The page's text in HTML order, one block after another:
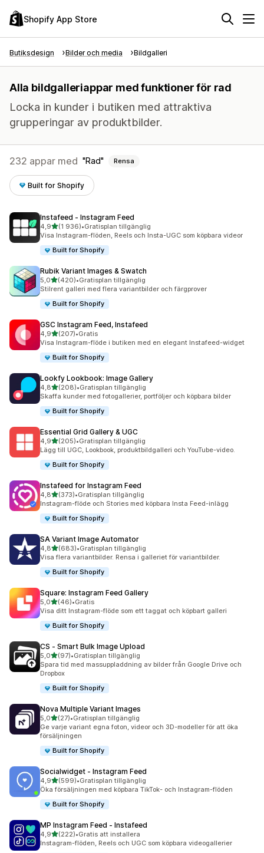
Shopify App Store
Butiksdesign Bilder och media Bildgalleri
Alla bildgalleriappar med funktioner för rad
Locka in kunder i butiken med attraktiva
grupperingar av produktbilder.
232 appar med Rad Rensa
Built for Shopify
Instafeed ‑ Instagram Feed
4,9av 5 stjärnor
(1 936)
1936 recensioner totalt
•Gratisplan tillgänglig
Visa Instagram-flöden, Reels och Insta-UGC som köpbara videor
Built for Shopify
Rubik Variant Images & Swatch
5,0av 5 stjärnor
(420)
420 recensioner totalt
•Gratisplan tillgänglig
Stilrent galleri med flera variantbilder och färgprover
Built for Shopify
GSC Instagram Feed, Instafeed
4,9av 5 stjärnor
(207)
207 recensioner totalt
•Gratis
Visa Instagram-flöde i butiken med en elegant Instafeed-widget
Built for Shopify
Lookfy Lookbook: Image Gallery
4,8av 5 stjärnor
(208)
208 recensioner totalt
•Gratisplan tillgänglig
Skaffa kunder med fotogallerier, portföljer och köpbara bilder
Built for Shopify
Essential Grid Gallery & UGC
4,9av 5 stjärnor
(205)
205 recensioner totalt
•Gratisplan tillgänglig
Lägg till UGC, Lookbook, produktbildgalleri och YouTube-video.
Built for Shopify
Instafeed for Instagram Feed
4,8av 5 stjärnor
(373)
373 recensioner totalt
•Gratisplan tillgänglig
Instagram-flöde och Stories med köpbara Insta Feed-inlägg
Built for Shopify
SA Variant Image Automator
4,8av 5 stjärnor
(683)
683 recensioner totalt
•Gratisplan tillgänglig
Visa flera variantbilder. Rensa i galleriet för variantbilder.
Built for Shopify
Square: Instagram Feed Gallery
5,0av 5 stjärnor
(46)
46 recensioner totalt
•Gratis
Visa ditt Instagram-flöde som ett taggat och köpbart galleri
Built for Shopify
CS ‑ Smart Bulk Image Upload
5,0av 5 stjärnor
(97)
97 recensioner totalt
•Gratisplan tillgänglig
Spara tid med massuppladdning av bilder från Google Drive och
Dropbox
Built for Shopify
Nova Multiple Variant Images
5,0av 5 stjärnor
(27)
27 recensioner totalt
•Gratisplan tillgänglig
Ge varje variant egna foton, videor och 3D-modeller för att öka
försäljningen
Built for Shopify
Socialwidget ‑ Instagram Feed
4,9av 5 stjärnor
(599)
599 recensioner totalt
•Gratisplan tillgänglig
Öka försäljningen med köpbara TikTok- och Instagram-flöden
Built for Shopify
MP Instagram Feed ‑ Instafeed
4,9av 5 stjärnor
(222)
222 recensioner totalt
•Gratis att installera
Instagram-flöden, Reels och UGC som köpbara videogallerier